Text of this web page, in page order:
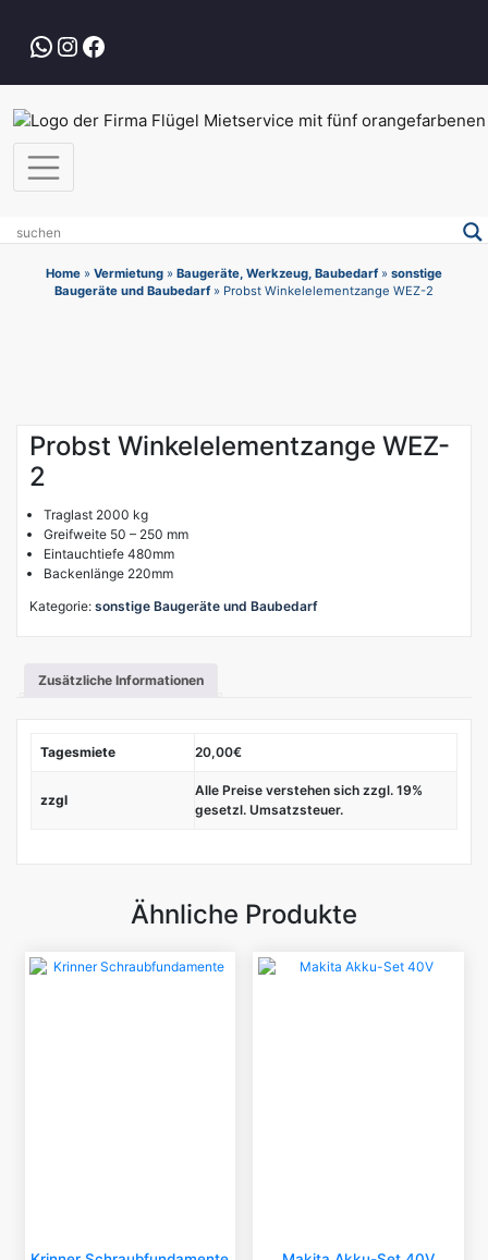
springenWhatsApp
Instagram
Facebook
Home » Vermietung » Baugeräte, Werkzeug, Baubedarf » sonstige
Baugeräte und Baubedarf » Probst Winkelelementzange WEZ-2
Probst Winkelelementzange WEZ-
2
Traglast 2000 kg
Greifweite 50 – 250 mm
Eintauchtiefe 480mm
Backenlänge 220mm
Kategorie: sonstige Baugeräte und Baubedarf
Zusätzliche Informationen
Tagesmiete 20,00€
zzgl
Alle Preise verstehen sich zzgl. 19%
gesetzl. Umsatzsteuer.
Ähnliche Produkte